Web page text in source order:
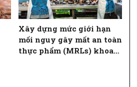
Xây dựng mức giới hạn
mối nguy gây mất an toàn
thực phẩm (MRLs) khoa